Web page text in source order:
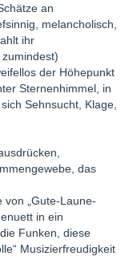
an
melancholisch,
ihr
der Höhepunkt
Sternenhimmel, in
Sehnsucht, Klage,
das
„Gute-Laune-
in ein
Funken, diese
Musizierfreudigkeit